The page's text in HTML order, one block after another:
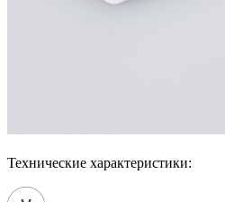
Технические характеристики: